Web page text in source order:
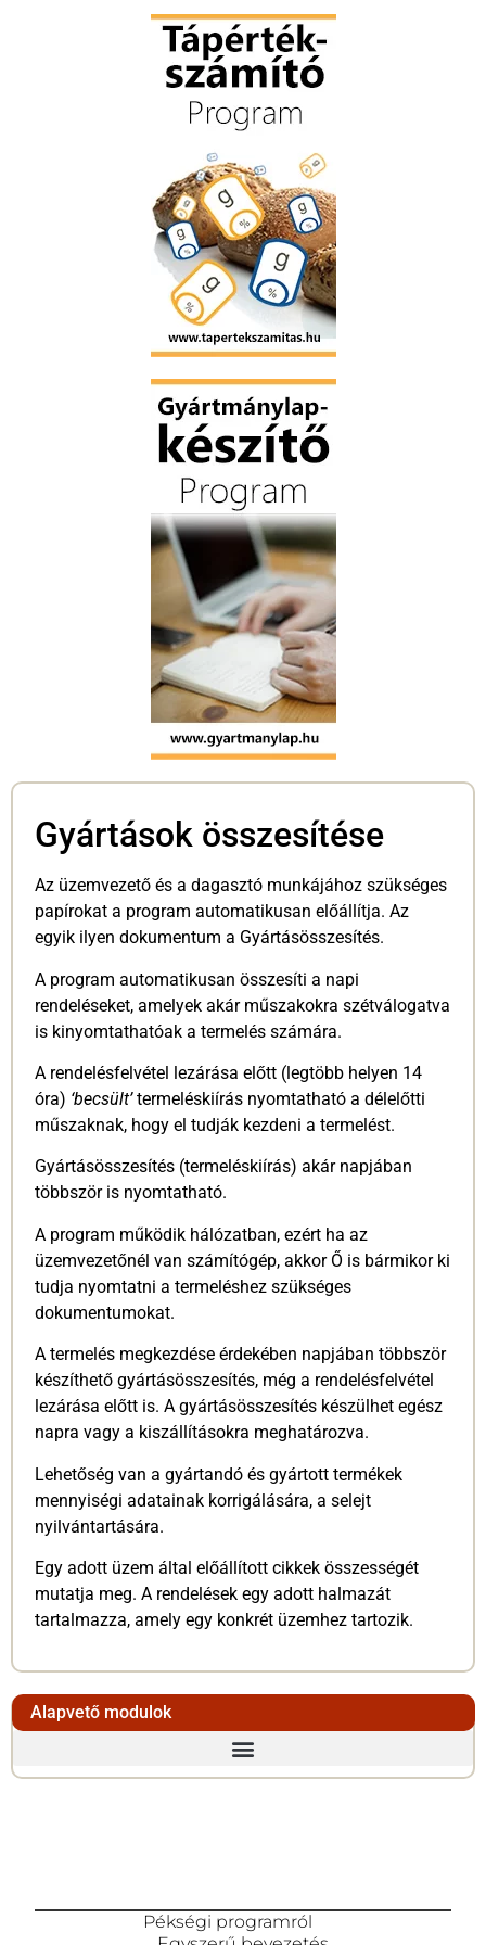
Gyártások összesítése
Az üzemvezető és a dagasztó munkájához szükséges
papírokat a program automatikusan előállítja. Az
egyik ilyen dokumentum a Gyártásösszesítés.
A program automatikusan összesíti a napi
rendeléseket, amelyek akár műszakokra szétválogatva
is kinyomtathatóak a termelés számára.
A rendelésfelvétel lezárása előtt (legtöbb helyen 14
óra) ‘becsült’termeléskiírás nyomtatható a délelőtti
műszaknak, hogy el tudják kezdeni a termelést.
Gyártásösszesítés (termeléskiírás) akár napjában
többször is nyomtatható.
A program működik hálózatban, ezért ha az
üzemvezetőnél van számítógép, akkor Ő is bármikor ki
tudja nyomtatni a termeléshez szükséges
dokumentumokat.
A termelés megkezdése érdekében napjában többször
készíthető gyártásösszesítés, még a rendelésfelvétel
lezárása előtt is. A gyártásösszesítés készülhet egész
napra vagy a kiszállításokra meghatározva.
Lehetőség van a gyártandó és gyártott termékek
mennyiségi adatainak korrigálására, a selejt
nyilvántartására.
Egy adott üzem által előállított cikkek összességét
mutatja meg. A rendelések egy adott halmazát
tartalmazza, amely egy konkrét üzemhez tartozik.
Alapvető modulok
Pékségi programról